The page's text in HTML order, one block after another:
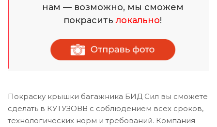
нам — возможно, мы сможем
покраситьлокально!
Покраску крышки багажника БИД Сил вы сможете
сделать в КУТУЗОВВ с соблюдением всех сроков,
технологических норм и требований. Компания